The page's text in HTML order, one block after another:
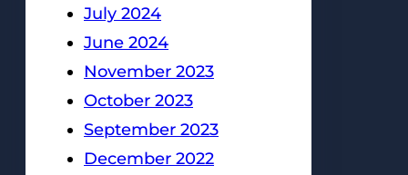
July 2024
June 2024
November 2023
October 2023
September 2023
December 2022